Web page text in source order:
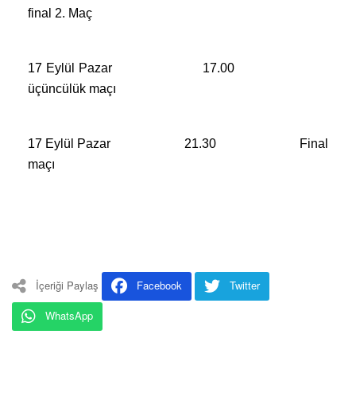
final 2. Maç
17 Eylül Pazar
17.00
üçüncülük maçı
17 Eylül Pazar 21.30
Final
maçı
İçeriği Paylaş Facebook
Twitter
WhatsApp